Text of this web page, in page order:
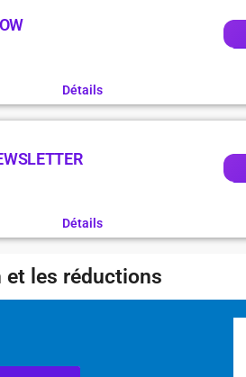
Détails
Détails
et les réductions